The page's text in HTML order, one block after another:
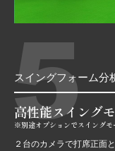
5
スイングフォーム分
高性能スイング
※別途オプションでスイングモ
２台のカメラで打席正面